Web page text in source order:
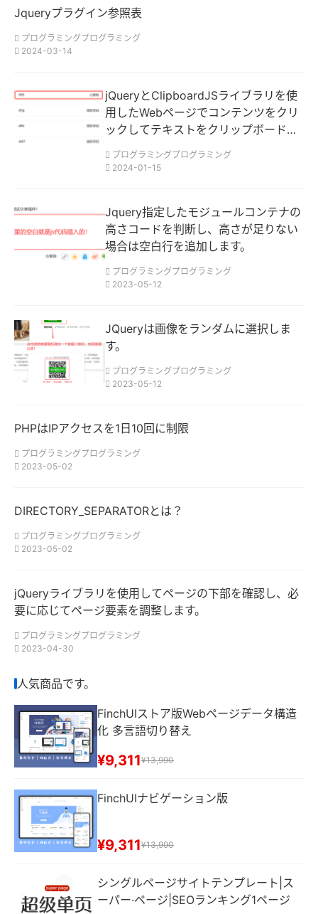
Jqueryプラグイン参照表
プログラミングプログラミング
2024-03-14
jQueryとClipboardJSライブラリを使
用したWebページでコンテンツをクリ
ックしてテキストをクリップボードに
プログラミングプログラミング
2024-01-15
Jquery指定したモジュールコンテナの
高さコードを判断し、高さが足りない
場合は空白行を追加します。
プログラミングプログラミング
2023-05-12
JQueryは画像をランダムに選択しま
す。
プログラミングプログラミング
2023-05-12
PHPはIPアクセスを1日10回に制限
プログラミングプログラミング
2023-05-02
DIRECTORY_SEPARATORとは？
プログラミングプログラミング
2023-05-02
jQueryライブラリを使用してページの下部を確認し、必
要に応じてページ要素を調整します。
プログラミングプログラミング
2023-04-30
人気商品です。
FinchUIストア版Webページデータ構造
化 多言語切り替え
¥9,311¥13,990
FinchUIナビゲーション版
¥9,311¥13,990
シングルページサイトテンプレート|ス
ーパー·ページ|SEOランキング1ページ